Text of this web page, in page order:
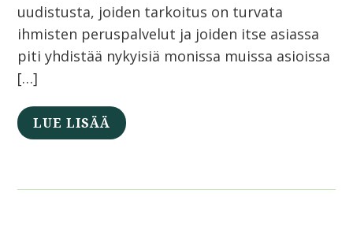
uudistusta, joiden tarkoitus on turvata
ihmisten peruspalvelut ja joiden itse asiassa
piti yhdistää nykyisiä monissa muissa asioissa
[…]
LUE LISÄÄ